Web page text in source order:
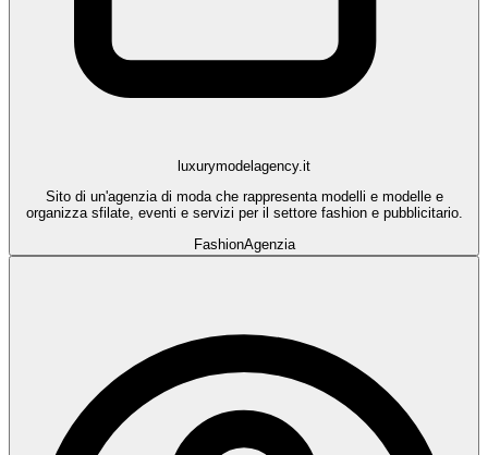
luxurymodelagency.it
Sito di un'agenzia di moda che rappresenta modelli e modelle e
organizza sfilate, eventi e servizi per il settore fashion e pubblicitario.
FashionAgenzia